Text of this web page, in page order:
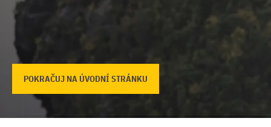
POKRAČUJ NA ÚVODNÍ STRÁNKU